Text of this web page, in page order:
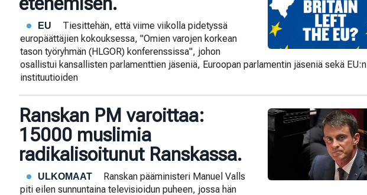
EU
Tiesittehän, että viime viikolla pidetyssä
europäättäjien kokouksessa, "Omien varojen korkean
tason työryhmän (HLGOR) konferenssissa", johon
osallistui kansallisten parlamenttien jäseniä, Euroopan parlamentin jäseniä sekä EU:n
instituutioiden
Ranskan PM varoittaa:
15000 muslimia
radikalisoitunut Ranskassa.
ULKOMAAT
Ranskan pääministeri Manuel Valls
piti eilen sunnuntaina televisioidun puheen, jossa hän